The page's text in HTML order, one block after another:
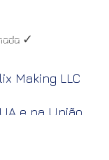
✓
Making LLC
e na União